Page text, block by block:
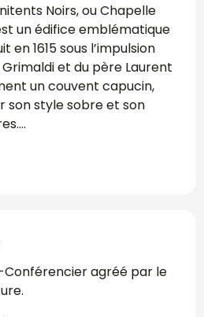
Noirs, ou Chapelle
un édifice emblématique
en 1615 sous l’impulsion
et du père Laurent
un couvent capucin,
son style sobre et son
Conférencier agréé par le